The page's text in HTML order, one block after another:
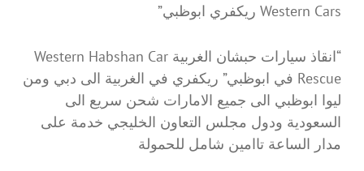
Western Cars ريكفري ابوظبي”
“انقاذ سيارات حبشان الغربية Western Habshan Car
Rescue في ابوظبي” ريكفري في الغربية الى دبي ومن
ليوا ابوظبي الى جميع الامارات شحن سريع الى
السعودية ودول مجلس التعاون الخليجي خدمة على
مدار الساعة تاامين شامل للحمولة